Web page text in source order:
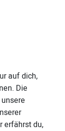
auf dich,
Die
erfährst du,